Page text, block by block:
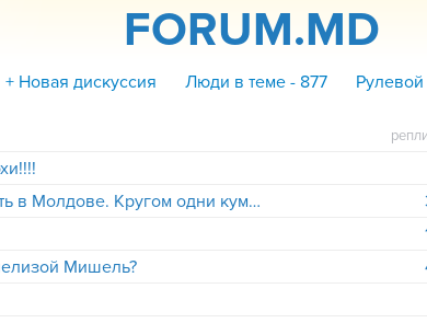
FORUM.MD
+ Новая дискуссия Люди в теме - 877
Мэй, мэй, мэй....Как страшно жить в Молдове. Кругом одни кумнаты, нанаши и кумэтры.
Мишель?